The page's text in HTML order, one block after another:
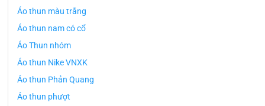
Áo thun màu trắng
Áo thun nam có cổ
Áo Thun nhóm
Áo thun Nike VNXK
Áo thun Phản Quang
Áo thun phượt